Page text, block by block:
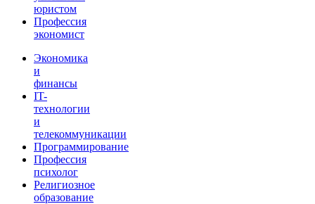
юристом
Профессия
экономист
Экономика
и
финансы
IT-
технологии
и
телекоммуникации
Программирование
Профессия
психолог
Религиозное
образование